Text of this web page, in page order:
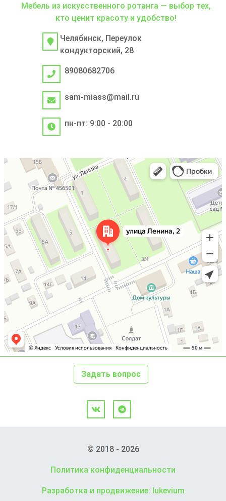
Мебель из искусственного ротанга — выбор тех,
кто ценит красоту и удобство!
Челябинск, Переулок
кондукторский, 28
89080682706
sam-miass@mail.ru
пн-пт: 9:00 - 20:00
Задать вопрос
© 2018 - 2026
Политика конфиденциальности
Разработка и продвижение: lukevium